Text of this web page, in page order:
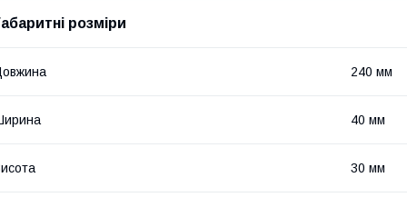
розміри
240 мм
40 мм
30 мм